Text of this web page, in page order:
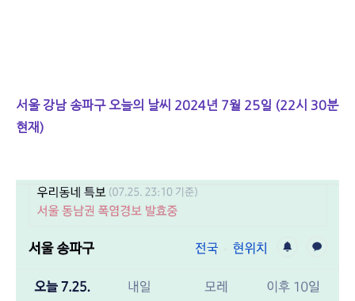
서울 강남 송파구 오늘의 날씨 2024년 7월 25일 (22시 30분
현재)